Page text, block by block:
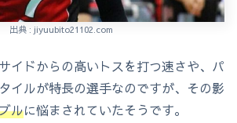
出典 : jiyuubito21102.com
イドからの高いトスを打つ速さや、パ
イルが特長の選手なのですが、その影
ルに悩まされていたそうです。